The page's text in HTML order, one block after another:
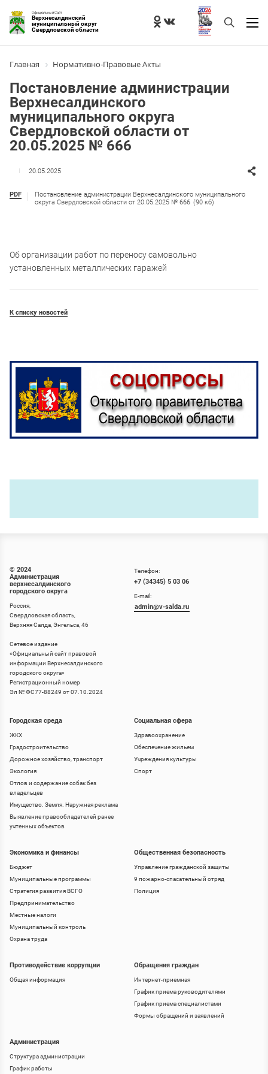
Официальный Сайт
Верхнесалдинский
муниципальный округ
Свердловской области
Главная Нормативно-Правовые Акты
Постановление администрации
Верхнесалдинского
муниципального округа
Свердловской области от
20.05.2025 № 666
20.05.2025
PDF
Постановление администрации Верхнесалдинского муниципального
округа Свердловской области от 20.05.2025 № 666 (90 кб)
Об организации работ по переносу самовольно
установленных металлических гаражей
К списку новостей
© 2024
Администрация
верхнесалдинского
городского округа
Россия,
Свердловская область,
Верхняя Салда, Энгельса, 46
Сетевое издание
«Официальный сайт правовой
информации Верхнесалдинского
городского округа»
Регистрационный номер
Эл № ФС77-88249 от 07.10.2024
Городская среда
ЖКХ
Градостроительство
Дорожное хозяйство, транспорт
Экология
Отлов и содержание собак без
владельцев
Имущество. Земля. Наружная реклама
Выявление правообладателей ранее
учтенных объектов
Социальная сфера
Здравоохранение
Обеспечение жильем
Учреждения культуры
Спорт
Телефон:
+7 (34345) 5 03 06
E-mail:
admin@v-salda.ru
Экономика и финансы
Бюджет
Муниципальные программы
Стратегия развития ВСГО
Предпринимательство
Местные налоги
Муниципальный контроль
Охрана труда
Общественная безопасность
Управление гражданской защиты
9 пожарно-спасательный отряд
Полиция
Противодействие коррупции
Общая информация
Обращения граждан
Интернет-приемная
График приема руководителями
График приема специалистами
Формы обращений и заявлений
Администрация
Структура администрации
График работы